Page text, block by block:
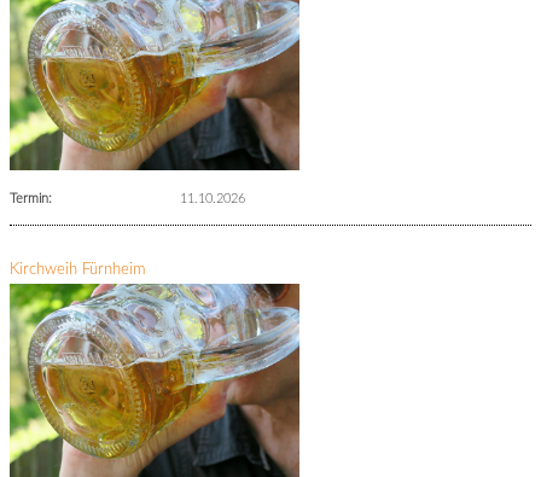
Termin: 11.10.2026
Kirchweih Fürnheim